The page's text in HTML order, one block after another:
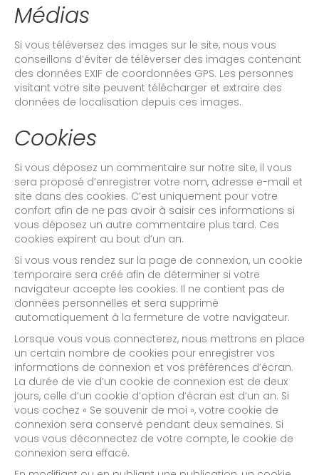
Médias
Si vous téléversez des images sur le site, nous vous
conseillons d’éviter de téléverser des images contenant
des données EXIF de coordonnées GPS. Les personnes
visitant votre site peuvent télécharger et extraire des
données de localisation depuis ces images.
Cookies
Si vous déposez un commentaire sur notre site, il vous
sera proposé d’enregistrer votre nom, adresse e-mail et
site dans des cookies. C’est uniquement pour votre
confort afin de ne pas avoir à saisir ces informations si
vous déposez un autre commentaire plus tard. Ces
cookies expirent au bout d’un an.
Si vous vous rendez sur la page de connexion, un cookie
temporaire sera créé afin de déterminer si votre
navigateur accepte les cookies. Il ne contient pas de
données personnelles et sera supprimé
automatiquement à la fermeture de votre navigateur.
Lorsque vous vous connecterez, nous mettrons en place
un certain nombre de cookies pour enregistrer vos
informations de connexion et vos préférences d’écran.
La durée de vie d’un cookie de connexion est de deux
jours, celle d’un cookie d’option d’écran est d’un an. Si
vous cochez « Se souvenir de moi », votre cookie de
connexion sera conservé pendant deux semaines. Si
vous vous déconnectez de votre compte, le cookie de
connexion sera effacé.